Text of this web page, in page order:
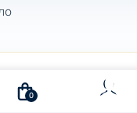
0 К МИРОВОМУ